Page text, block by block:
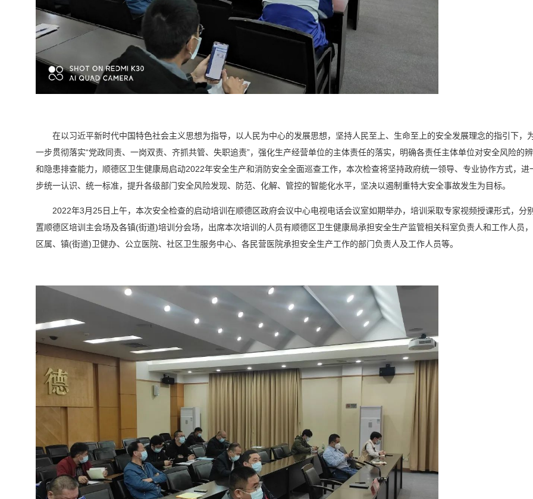
在以习近平新时代中国特色社会主义思想为指导，以人民为中心的发展思想，坚持人民至上、生命至上的安全发展理念的指引下，
一步贯彻落实“党政同责、一岗双责、齐抓共管、失职追责”，强化生产经营单位的主体责任的落实，明确各责任主体单位对安全风险的
和隐患排查能力，顺德区卫生健康局启动2022年安全生产和消防安全全面巡查工作，本次检查将坚持政府统一领导、专业协作方式，进
步统一认识、统一标准，提升各级部门安全风险发现、防范、化解、管控的智能化水平，坚决以遏制重特大安全事故发生为目标。
2022年3月25日上午，本次安全检查的启动培训在顺德区政府会议中心电视电话会议室如期举办，培训采取专家视频授课形式，分
置顺德区培训主会场及各镇(街道)培训分会场，出席本次培训的人员有顺德区卫生健康局承担安全生产监管相关科室负责人和工作人员
区属、镇(街道)卫健办、公立医院、社区卫生服务中心、各民营医院承担安全生产工作的部门负责人及工作人员等。